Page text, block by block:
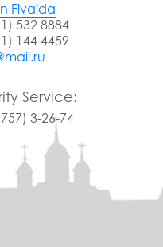
Fivaida
532 8884
144 4459
Service:
3-26-74